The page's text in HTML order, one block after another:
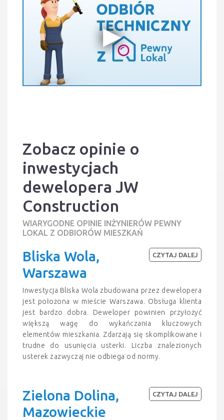
Zobacz opinie o
inwestycjach
dewelopera JW
Construction
WIARYGODNE OPINIE INŻYNIERÓW PEWNY
LOKAL Z ODBIORÓW MIESZKAŃ
Bliska Wola,
Warszawa
Inwestycja Bliska Wola zbudowana przez dewelopera
jest położona w mieście Warszawa. Obsługa klienta
jest bardzo dobra. Deweloper powinien przyłożyć
większą wagę do wykańczania kluczowych
elementów mieszkania. Zdarzają się skomplikowane i
trudne do usunięcia usterki. Liczba znalezionych
usterek zazwyczaj nie odbiega od normy.
CZYTAJ DALEJ
Zielona Dolina,
Mazowieckie
CZYTAJ DALEJ